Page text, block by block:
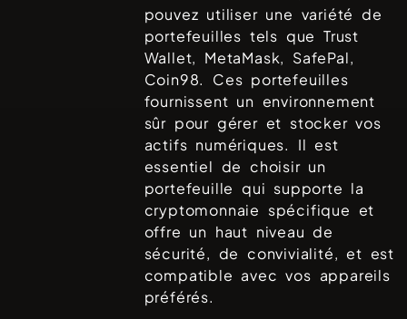
pouvez utiliser une variété de
portefeuilles tels queTrust
Wallet, MetaMask, SafePal,
Coin98. Ces portefeuilles
fournissent un environnement
sûr pour gérer et stocker vos
actifs numériques. Il est
essentiel de choisir un
portefeuille qui supporte la
cryptomonnaie spécifique et
offre un haut niveau de
sécurité, de convivialité, et est
compatible avec vos appareils
préférés.